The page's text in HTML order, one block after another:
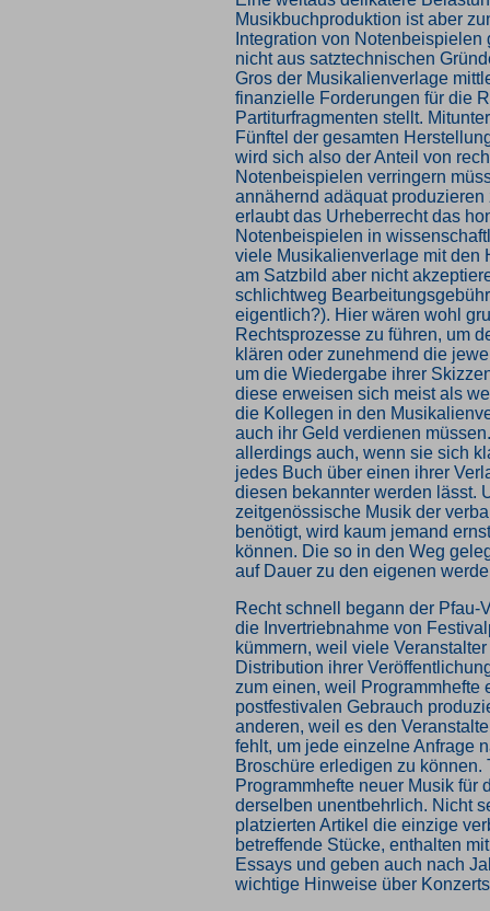
Musikbuchproduktion ist aber
Integration von
nicht aus satztechnischen
Gros der Musikalienverlage
finanzielle Forderungen für die
Partiturfragmenten stellt.
Fünftel der gesamten
wird sich also der Anteil von
Notenbeispielen verringern
annähernd adäquat produzieren
erlaubt das Urheberrecht das
Notenbeispielen in
viele Musikalienverlage mit den
am Satzbild aber nicht
schlichtweg
eigentlich?). Hier wären wohl
Rechtsprozesse zu führen, um
klären oder zunehmend die
um die Wiedergabe ihrer
diese erweisen sich meist als
die Kollegen in den
auch ihr Geld verdienen
allerdings auch, wenn sie sich
jedes Buch über einen ihrer
diesen bekannter werden lässt.
zeitgenössische Musik der
benötigt, wird kaum jemand
können. Die so in den Weg
auf Dauer zu den eigenen
Recht schnell begann der Pfau-
die Invertriebnahme von
kümmern, weil viele
Distribution ihrer
zum einen, weil Programmhefte
postfestivalen Gebrauch
anderen, weil es den
fehlt, um jede einzelne Anfrage
Broschüre erledigen zu können.
Programmhefte neuer Musik für
derselben unentbehrlich. Nicht
platzierten Artikel die einzige
betreffende Stücke, enthalten
Essays und geben auch nach
wichtige Hinweise über